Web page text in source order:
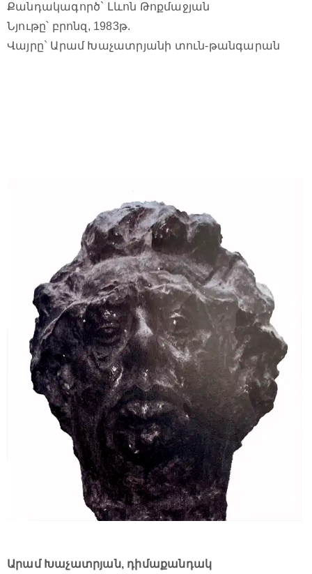
Քանդակագործ` Լևոն Թոքմաջյան
Նյութը՝ բրոնզ, 1983թ.
Վայրը` Արամ Խաչատրյանի տուն-թանգարան
Արամ Խաչատրյան, դիմաքանդակ